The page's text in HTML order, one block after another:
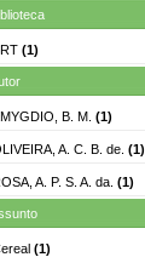
(1)
B. M. (1)
A. C. B. de. (1)
A. P. S. A. da. (1)
(1)